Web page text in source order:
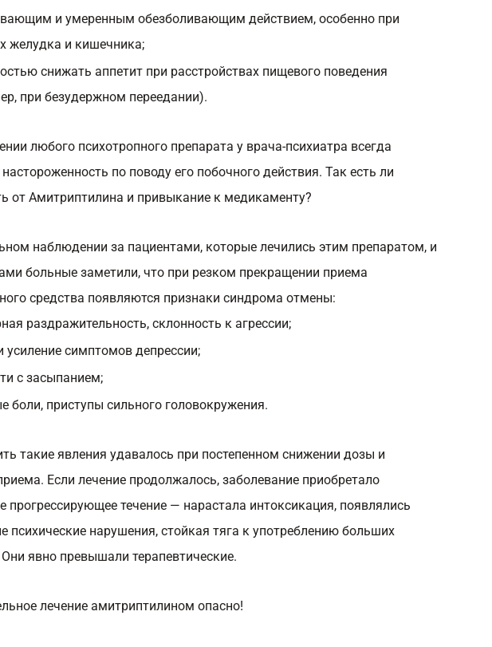
и умеренным обезболивающим действием, особенно при
желудка и кишечника;
снижать аппетит при расстройствах пищевого поведения
при безудержном переедании).
любого психотропного препарата у врача-психиатра всегда
по поводу его побочного действия. Так есть ли
от Амитриптилина и привыкание к медикаменту?
наблюдении за пациентами, которые лечились этим препаратом, и
больные заметили, что при резком прекращении приема
средства появляются признаки синдрома отмены:
раздражительность, склонность к агрессии;
усиление симптомов депрессии;
с засыпанием;
боли, приступы сильного головокружения.
такие явления удавалось при постепенном снижении дозы и
Если лечение продолжалось, заболевание приобретало
прогрессирующее течение — нарастала интоксикация, появлялись
психические нарушения, стойкая тяга к употреблению больших
явно превышали терапевтические.
лечение амитриптилином опасно!